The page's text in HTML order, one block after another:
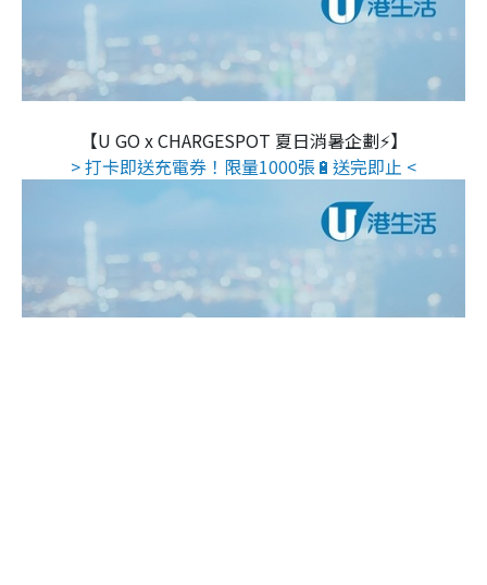
【U GO x CHARGESPOT 夏日消暑企劃⚡】
> 打卡即送充電券！限量1000張🔋送完即止 <